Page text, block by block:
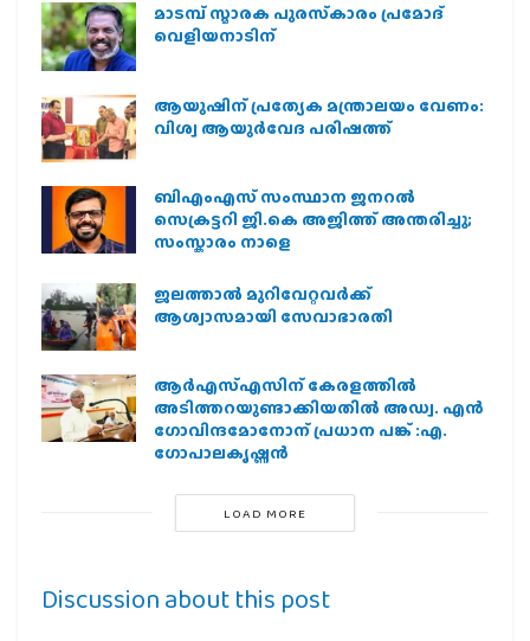
മാടമ്പ് സ്മാരക പുരസ്‌കാരം പ്രമോദ്
വെളിയനാടിന്
ആയുഷിന് പ്രത്യേക മന്ത്രാലയം വേണം:
വിശ്വ ആയുര്‍വേദ പരിഷത്ത്
ബിഎംഎസ് സംസ്ഥാന ജനറൽ
സെക്രട്ടറി ജി.കെ അജിത്ത് അന്തരിച്ചു;
സംസ്കാരം നാളെ
ജലത്താല്‍ മുറിവേറ്റവര്‍ക്ക്
ആശ്വാസമായി സേവാഭാരതി
ആര്‍എസ്എസിന് കേരളത്തില്‍
അടിത്തറയുണ്ടാക്കിയതില്‍ അഡ്വ. എന്‍
ഗോവിന്ദമോനോന് പ്രധാന പങ്ക് :എ.
ഗോപാലകൃഷ്ണന്‍
LOAD MORE
Discussion about this post